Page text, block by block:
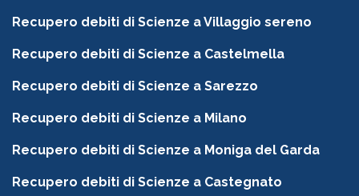
Recupero debiti di Scienze a Villaggio sereno
Recupero debiti di Scienze a Castelmella
Recupero debiti di Scienze a Sarezzo
Recupero debiti di Scienze a Milano
Recupero debiti di Scienze a Moniga del Garda
Recupero debiti di Scienze a Castegnato